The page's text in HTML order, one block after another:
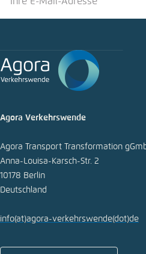
Agora Verkehrswende
Agora Transport Transformation
Anna-Louisa-Karsch-Str. 2
10178 Berlin
Deutschland
info(at)agora-verkehrswende(dot)de